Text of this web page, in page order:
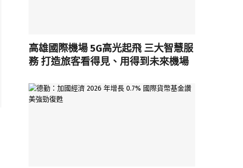
高雄國際機場 5G高光起飛 三大智慧服
務 打造旅客看得見、用得到未來機場